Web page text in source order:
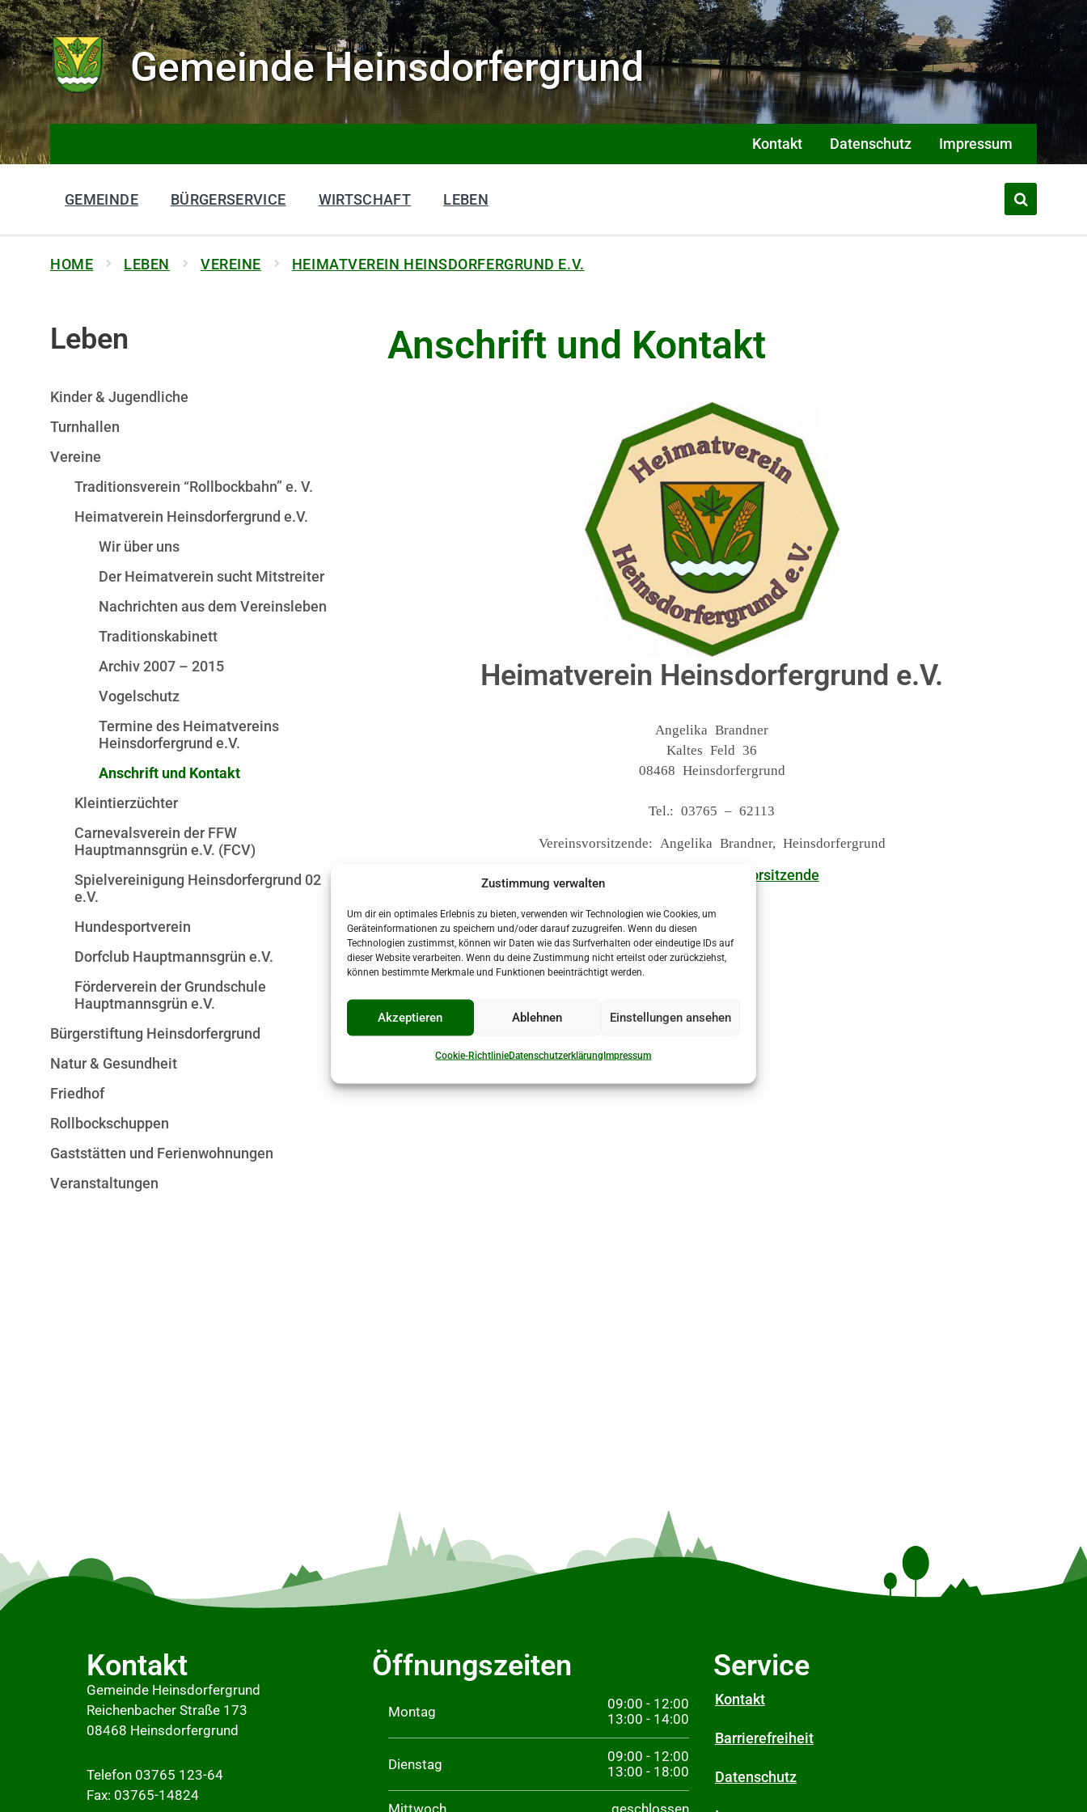
Zustimmung verwalten
Um dir ein optimales Erlebnis zu bieten, verwenden wir Technologien wie Cookies, um
Geräteinformationen zu speichern und/oder darauf zuzugreifen. Wenn du diesen
Technologien zustimmst, können wir Daten wie das Surfverhalten oder eindeutige IDs auf
dieser Website verarbeiten. Wenn du deine Zustimmung nicht erteilst oder zurückziehst,
können bestimmte Merkmale und Funktionen beeinträchtigt werden.
Akzeptieren Ablehnen Einstellungen ansehen
Cookie-RichtlinieDatenschutzerklärungImpressum
Gemeinde Heinsdorfergrund
Kontakt Datenschutz Impressum
GEMEINDE BÜRGERSERVICE WIRTSCHAFT LEBEN
HOME LEBEN VEREINE HEIMATVEREIN HEINSDORFERGRUND E.V.
Anschrift und Kontakt
Heimatverein Heinsdorfergrund e.V.
Angelika Brandner
Kaltes Feld 36
08468 Heinsdorfergrund
Tel.: 03765 – 62113
Vereinsvorsitzende: Angelika Brandner, Heinsdorfergrund
E-Mail an die Vereinsvorsitzende
Leben
Kinder & Jugendliche
Turnhallen
Vereine
Traditionsverein “Rollbockbahn” e. V.
Heimatverein Heinsdorfergrund e.V.
Wir über uns
Der Heimatverein sucht Mitstreiter
Nachrichten aus dem Vereinsleben
Traditionskabinett
Archiv 2007 – 2015
Vogelschutz
Termine des Heimatvereins
Heinsdorfergrund e.V.
Anschrift und Kontakt
Kleintierzüchter
Carnevalsverein der FFW
Hauptmannsgrün e.V. (FCV)
Spielvereinigung Heinsdorfergrund 02
e.V.
Hundesportverein
Dorfclub Hauptmannsgrün e.V.
Förderverein der Grundschule
Hauptmannsgrün e.V.
Bürgerstiftung Heinsdorfergrund
Natur & Gesundheit
Friedhof
Rollbockschuppen
Gaststätten und Ferienwohnungen
Veranstaltungen
Kontakt
Gemeinde Heinsdorfergrund
Reichenbacher Straße 173
08468 Heinsdorfergrund
Telefon 03765 123-64
Fax: 03765-14824
Öffnungszeiten
Montag
09:00 - 12:00
13:00 - 14:00
Dienstag
09:00 - 12:00
13:00 - 18:00
Mittwoch geschlossen
Service
Kontakt
Barrierefreiheit
Datenschutz